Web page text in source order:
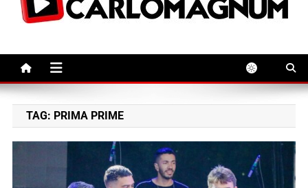
TAG: PRIMA PRIME